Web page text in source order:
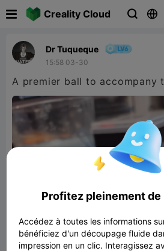
Creality Cloud  
Dr Tuqueque
15:58 03-30
A premier ball to accompany
Profitez pleinement
Accédez à toutes les informations
bénéficiez d'un découpage fluide
impression en un clic. Interagissez